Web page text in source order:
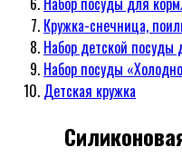
Кружка-снечница,
Набор детской посуды
Набор посуды
Детская кружка